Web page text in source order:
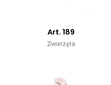
Art. 189
Zwierzęta